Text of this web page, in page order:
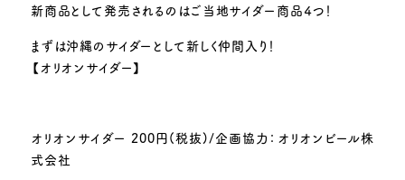
新商品として発売されるのはご当地サイダー商品４つ！
まずは沖縄のサイダーとして新しく仲間入り！
【オリオンサイダー】
オリオンサイダー 200円(税抜)/企画協力：オリオンビール株
式会社